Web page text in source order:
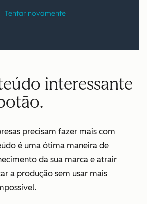
interessante
precisam fazer mais com
é uma ótima maneira de
da sua marca e atrair
a produção sem usar mais